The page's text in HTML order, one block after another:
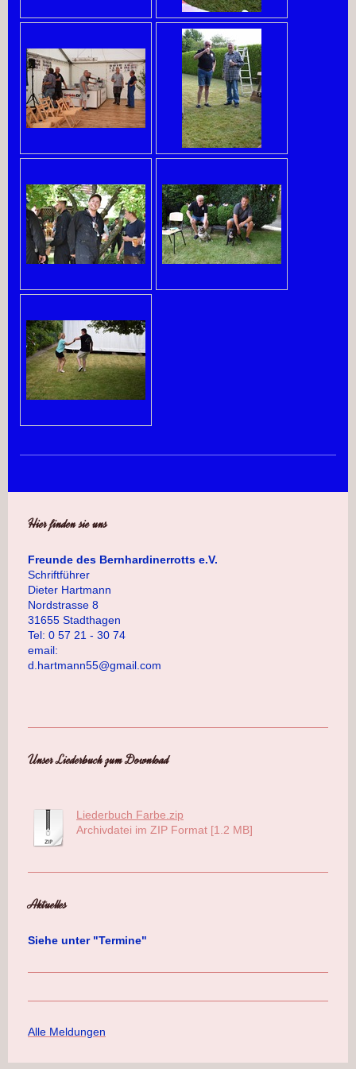
Hier finden sie uns
Freunde des Bernhardinerrotts e.V.
Schriftführer
Dieter Hartmann
Nordstrasse 8
31655 Stadthagen
Tel: 0 57 21 - 30 74
email:
d.hartmann55@gmail.com
Unser Liederbuch zum Download
Liederbuch Farbe.zip
Archivdatei im ZIP Format [1.2 MB]
Aktuelles
Siehe unter "Termine"
Alle Meldungen